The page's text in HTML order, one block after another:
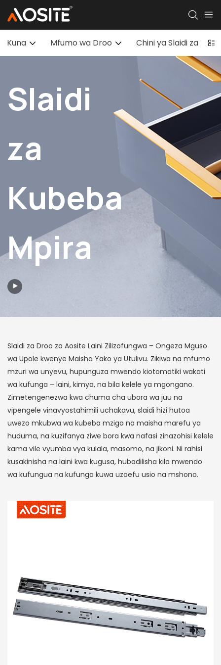
Kuna Mfumo wa Droo Chini ya Slaidi za Droo
Slaidi
za
Kubeba
Mpira
Slaidi za Droo za Aosite Laini Zilizofungwa – Ongeza Mguso
wa Upole kwenye Maisha Yako ya Utulivu. Zikiwa na mfumo
mzuri wa unyevu, hupunguza mwendo kiotomatiki wakati
wa kufunga – laini, kimya, na bila kelele ya mgongano.
Zimetengenezwa kwa chuma cha ubora wa juu na
vipengele vinavyostahimili uchakavu, slaidi hizi hutoa
uwezo mkubwa wa kubeba mzigo na maisha marefu ya
huduma, na kuzifanya ziwe bora kwa nafasi zinazohisi kelele
kama vile vyumba vya kulala, masomo, na jikoni. Ni rahisi
kusakinisha na laini kwa kugusa, hubadilisha kila mwendo
wa kufungua na kufunga kuwa uzoefu usio na mshono.